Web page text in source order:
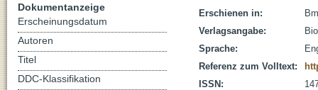
Erschienen in:
Verlagsangabe:
Sprache:
Referenz zum Volltext:
ISSN:
Dokumentanzeige
Erscheinungsdatum
Autoren
Titel
DDC-Klassifikation